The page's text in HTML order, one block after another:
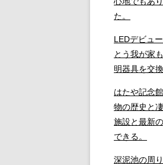
た。
LEDデビュ
とう我が家
明器具を交
はたや記念
物の歴史と
施設と最新
できる。
深泥池の周